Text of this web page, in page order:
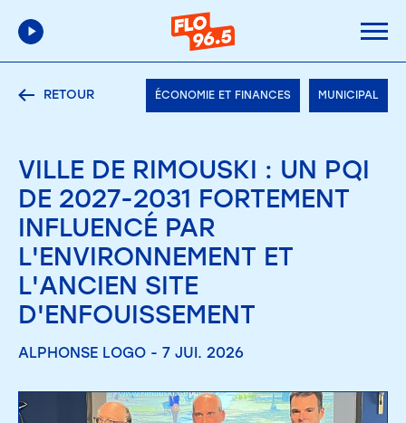
RETOUR ÉCONOMIE ET FINANCES MUNICIPAL
VILLE DE RIMOUSKI : UN PQI
DE 2027-2031 FORTEMENT
INFLUENCÉ PAR
L'ENVIRONNEMENT ET
L'ANCIEN SITE
D'ENFOUISSEMENT
ALPHONSE LOGO - 7 JUI. 2026